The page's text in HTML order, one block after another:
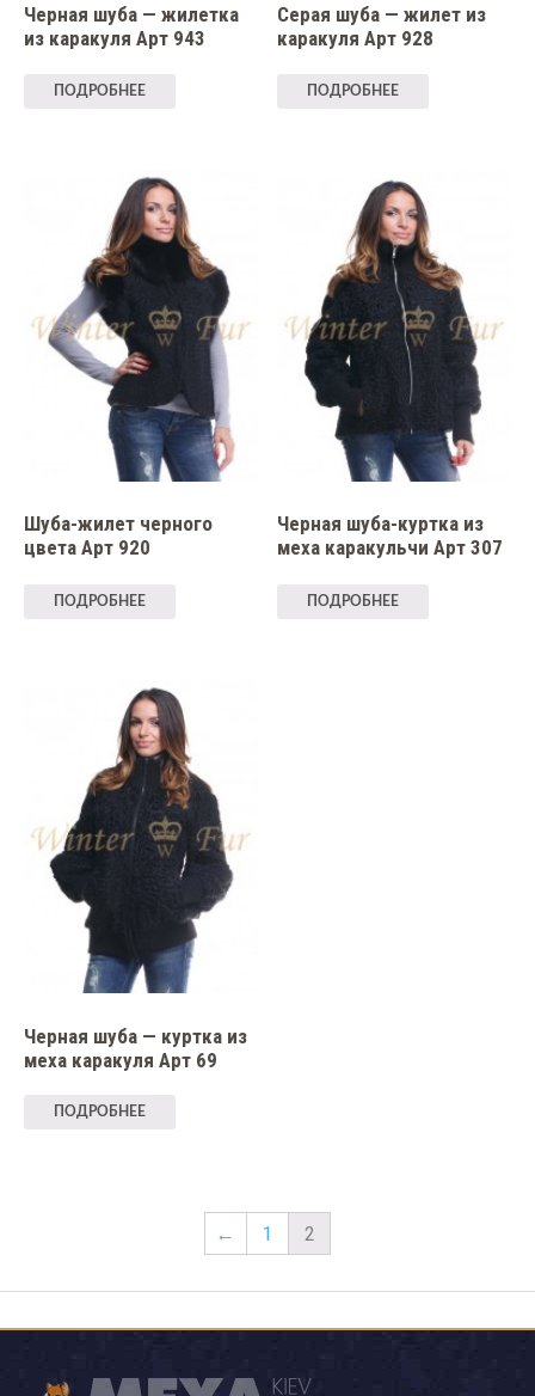
Черная шуба — жилетка
из каракуля Арт 943
ПОДРОБНЕЕ
Серая шуба — жилет из
каракуля Арт 928
ПОДРОБНЕЕ
Шуба-жилет черного
цвета Арт 920
ПОДРОБНЕЕ
Черная шуба-куртка из
меха каракульчи Арт 307
ПОДРОБНЕЕ
Черная шуба — куртка из
меха каракуля Арт 69
ПОДРОБНЕЕ
← 1 2